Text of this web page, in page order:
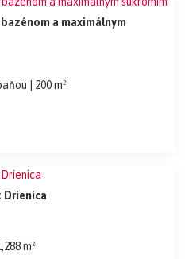
a maximálnym
| 200 m²
Drienica
m²